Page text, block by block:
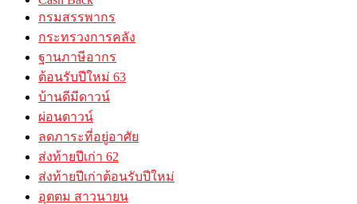
กรมสรรพากร
กระทรวงการคลัง
ฐานภาษีอากร
ต้อนรับปีใหม่ 63
บ้านดีมีดาวน์
ผ่อนดาวน์
ลดภาระที่อยู่อาศัย
ส่งท้ายปีเก่า 62
ส่งท้ายปีเก่าต้อนรับปีใหม่
อุตตม สาวนายน